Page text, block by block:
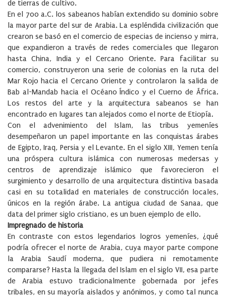
de tierras de cultivo.
En el 700 a.C. los sabeanos habían extendido su dominio sobre
la mayor parte del sur de Arabia. La espléndida civilización que
crearon se basó en el comercio de especias de incienso y mirra,
que expandieron a través de redes comerciales que llegaron
hasta China, India y el Cercano Oriente. Para facilitar su
comercio, construyeron una serie de colonias en la ruta del
Mar Rojo hacia el Cercano Oriente y controlaron la salida de
Bab al-Mandab hacia el Océano Índico y el Cuerno de África.
Los restos del arte y la arquitectura sabeanos se han
encontrado en lugares tan alejados como el norte de Etiopía.
Con el advenimiento del Islam, las tribus yemeníes
desempeñaron un papel importante en las conquistas árabes
de Egipto, Iraq, Persia y el Levante. En el siglo XIII, Yemen tenía
una próspera cultura islámica con numerosas medersas y
centros de aprendizaje islámico que favorecieron el
surgimiento y desarrollo de una arquitectura distintiva basada
casi en su totalidad en materiales de construcción locales,
únicos en la región árabe. La antigua ciudad de Sanaa, que
data del primer siglo cristiano, es un buen ejemplo de ello.
Impregnado de historia
En contraste con estos legendarios logros yemeníes, ¿qué
podría ofrecer el norte de Arabia, cuya mayor parte compone
la Arabia Saudí moderna, que pudiera ni remotamente
compararse? Hasta la llegada del Islam en el siglo VII, esa parte
de Arabia estuvo tradicionalmente gobernada por jefes
tribales, en su mayoría aislados y anónimos, y como tal nunca